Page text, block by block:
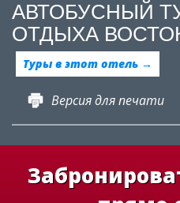
АВТОБУСНЫЙ
ОТДЫХА
Туры в этот отель →
Версия для печати